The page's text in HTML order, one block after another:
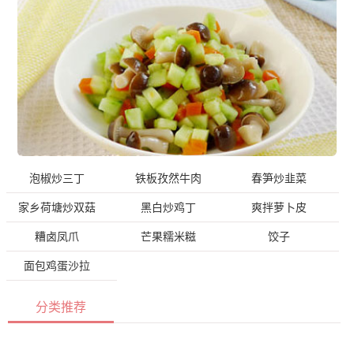
泡椒炒三丁 铁板孜然牛肉 春笋炒韭菜
家乡荷塘炒双菇 黑白炒鸡丁 爽拌萝卜皮
糟卤凤爪 芒果糯米糍 饺子
面包鸡蛋沙拉
分类推荐